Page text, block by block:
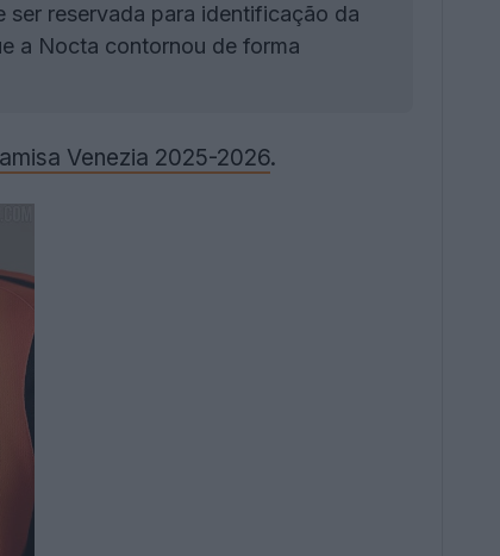
ser reservada para identificação da
a Nocta contornou de forma
Venezia 2025-2026.